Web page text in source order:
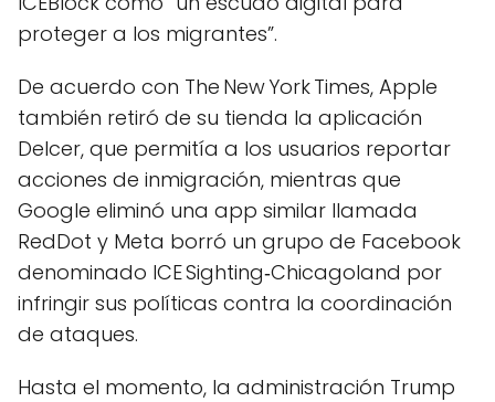
proteger a los migrantes”.
De acuerdo con The New York Times, Apple
también retiró de su tienda la aplicación
DeIcer, que permitía a los usuarios reportar
acciones de inmigración, mientras que
Google eliminó una app similar llamada
RedDot y Meta borró un grupo de Facebook
denominado ICE Sighting‑Chicagoland por
infringir sus políticas contra la coordinación
de ataques.
Hasta el momento, la administración Trump